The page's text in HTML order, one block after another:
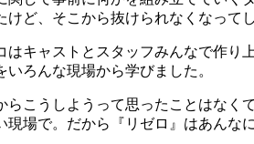
けど、そこから抜けられなくなって
はキャストとスタッフみんなで作
ろんな現場から学びました。
らこうしようって思ったことはなく
現場で。だから『リゼロ』はあんな